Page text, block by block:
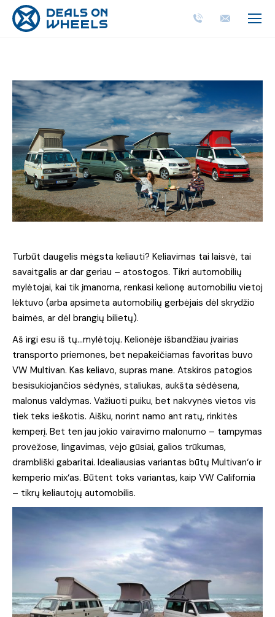
Turbūt daugelis mėgsta keliauti? Keliavimas tai laisvė, tai
savaitgalis ar dar geriau – atostogos. Tikri automobilių
mylėtojai, kai tik įmanoma, renkasi kelionę automobiliu vietoj
lėktuvo (arba apsimeta automobilių gerbėjais dėl skrydžio
baimės, ar dėl brangių bilietų).
Aš irgi esu iš tų…mylėtojų. Kelionėje išbandžiau įvairias
transporto priemones, bet nepakeičiamas favoritas buvo
VW Multivan. Kas keliavo, supras mane. Atskiros patogios
besisukiojančios sėdynės, staliukas, aukšta sėdėsena,
malonus valdymas. Važiuoti puiku, bet nakvynės vietos vis
tiek teks ieškotis. Aišku, norint namo ant ratų, rinkitės
kemperį. Bet ten jau jokio vairavimo malonumo – tampymas
provėžose, lingavimas, vėjo gūsiai, galios trūkumas,
drambliški gabaritai. Idealiausias variantas būtų Multivan‘o ir
kemperio mix‘as. Būtent toks variantas, kaip VW California
– tikrų keliautojų automobilis.